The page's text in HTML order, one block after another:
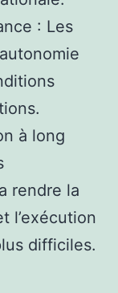
: Les
à long
rendre la
l’exécution
difficiles.